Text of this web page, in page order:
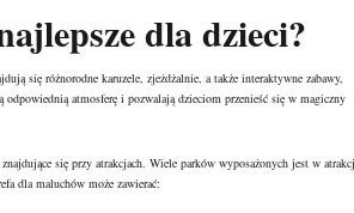
dla dzieci?
się różnorodne karuzele, zjeżdżalnie, a także interaktywne zabawy,
atmosferę i pozwalają dzieciom przenieść się w magiczny
się przy atrakcjach. Wiele parków wyposażonych jest w
dla maluchów może zawierać: